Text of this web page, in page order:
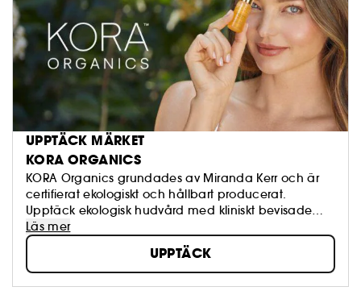
UPPTÄCK MÄRKET
KORA ORGANICS
KORA Organics grundades av Miranda Kerr och är
certifierat ekologiskt och hållbart producerat.
Upptäck ekologisk hudvård med kliniskt bevisade
resultat.
Läs mer
UPPTÄCK